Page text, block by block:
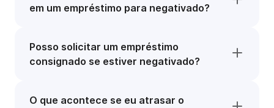
em um empréstimo para negativado?
Posso solicitar um empréstimo
consignado se estiver negativado?
O que acontece se eu atrasar o